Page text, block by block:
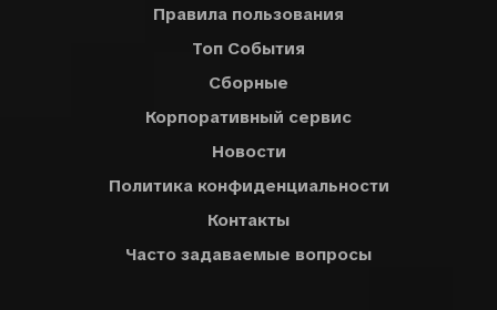
Правила пользования
Топ События
Сборные
Корпоративный сервис
Новости
Политика конфиденциальности
Контакты
Часто задаваемые вопросы